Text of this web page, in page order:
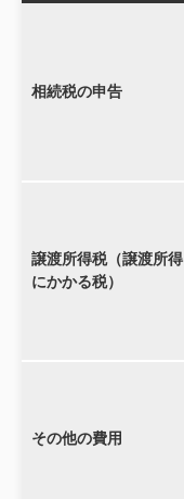
相続税の申告
譲渡所得税（譲渡所得
にかかる税）
その他の費用